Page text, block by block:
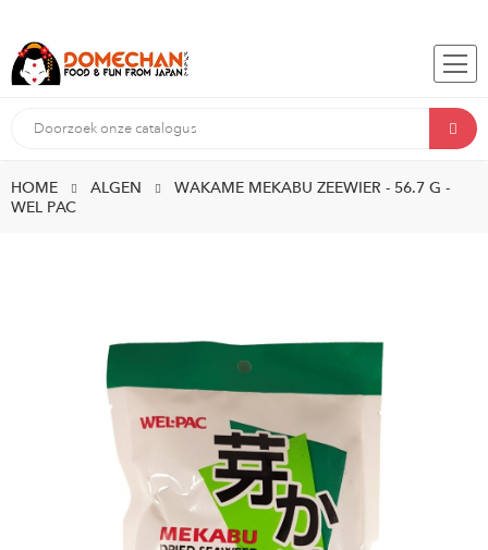
HOME ALGEN
WAKAME MEKABU ZEEWIER - 56.7 G -
WEL PAC